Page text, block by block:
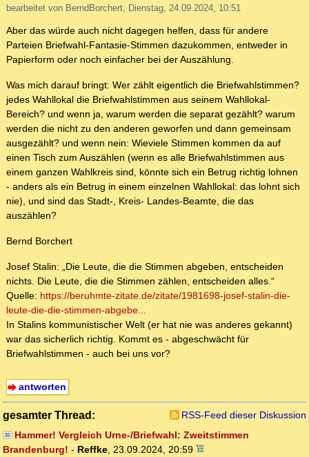
bearbeitet von BerndBorchert, Dienstag, 24.09.2024, 10:51
Aber das würde auch nicht dagegen helfen, dass für andere
Parteien Briefwahl-Fantasie-Stimmen dazukommen, entweder in
Papierform oder noch einfacher bei der Auszählung.
Was mich darauf bringt: Wer zählt eigentlich die Briefwahlstimmen?
jedes Wahllokal die Briefwahlstimmen aus seinem Wahllokal-
Bereich? und wenn ja, warum werden die separat gezählt? warum
werden die nicht zu den anderen geworfen und dann gemeinsam
ausgezählt? und wenn nein: Wieviele Stimmen kommen da auf
einen Tisch zum Auszählen (wenn es alle Briefwahlstimmen aus
einem ganzen Wahlkreis sind, könnte sich ein Betrug richtig lohnen
- anders als ein Betrug in einem einzelnen Wahllokal: das lohnt sich
nie), und sind das Stadt-, Kreis- Landes-Beamte, die das
auszählen?
Bernd Borchert
Josef Stalin: „Die Leute, die die Stimmen abgeben, entscheiden
nichts. Die Leute, die die Stimmen zählen, entscheiden alles.“
Quelle: https://beruhmte-zitate.de/zitate/1981698-josef-stalin-die-
leute-die-die-stimmen-abgebe...
In Stalins kommunistischer Welt (er hat nie was anderes gekannt)
war das sicherlich richtig. Kommt es - abgeschwächt für
Briefwahlstimmen - auch bei uns vor?
antworten
gesamter Thread:
RSS-Feed dieser Diskussion
Hammer! Vergleich Urne-/Briefwahl: Zweitstimmen
Brandenburg! - Reffke, 23.09.2024, 20:59